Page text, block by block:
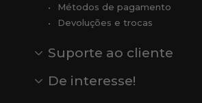
Métodos de pagamento
Devoluções e trocas
Suporte ao cliente
Comentários
Comentários do Google
De interesse!